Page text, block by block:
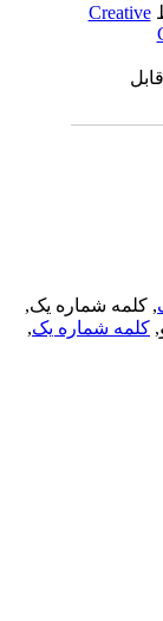
شماره یک,
کلمه شماره یک,